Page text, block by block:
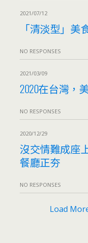
2021/07/12
「清淡型」美
NO RESPONSES
2021/03/09
2020在台灣，
NO RESPONSES
2020/12/29
沒交情難成座
餐廳正夯
NO RESPONSES
Load